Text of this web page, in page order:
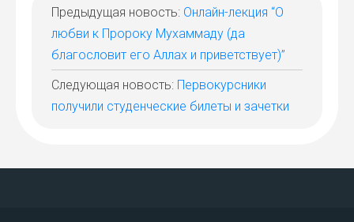
Предыдущая новость: Онлайн-лекция “О
любви к Пророку Мухаммаду (да
благословит его Аллах и приветствует)”
Следующая новость: Первокурсники
получили студенческие билеты и зачетки